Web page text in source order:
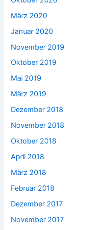
März 2020
Januar 2020
November 2019
Oktober 2019
Mai 2019
März 2019
Dezember 2018
November 2018
Oktober 2018
April 2018
März 2018
Februar 2018
Dezember 2017
November 2017